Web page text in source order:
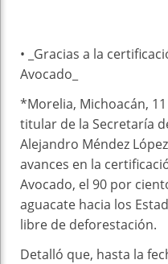
• _Gracias a la
Avocado_
*Morelia, Michoacán,
titular de la Secretaría
Alejandro Méndez
avances en la
Avocado, el 90 por
aguacate hacia los
libre de deforestación.
Detalló que, hasta la